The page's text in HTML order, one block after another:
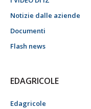
Notizie dalle aziende
Documenti
Flash news
EDAGRICOLE
Edagricole